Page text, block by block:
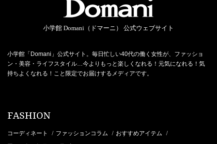
小学館 Domani（ドマーニ） 公式ウェブサイト
小学館「Domani」公式サイト。毎日忙しい40代の働く女性が、ファッショ
ン・美容・ライフスタイル…今よりもっと楽しくなれる！元気になれる！気
持ちよくなれる！こと限定でお届けするメディアです。
FASHION
コーディネート / ファッションコラム / おすすめアイテム /